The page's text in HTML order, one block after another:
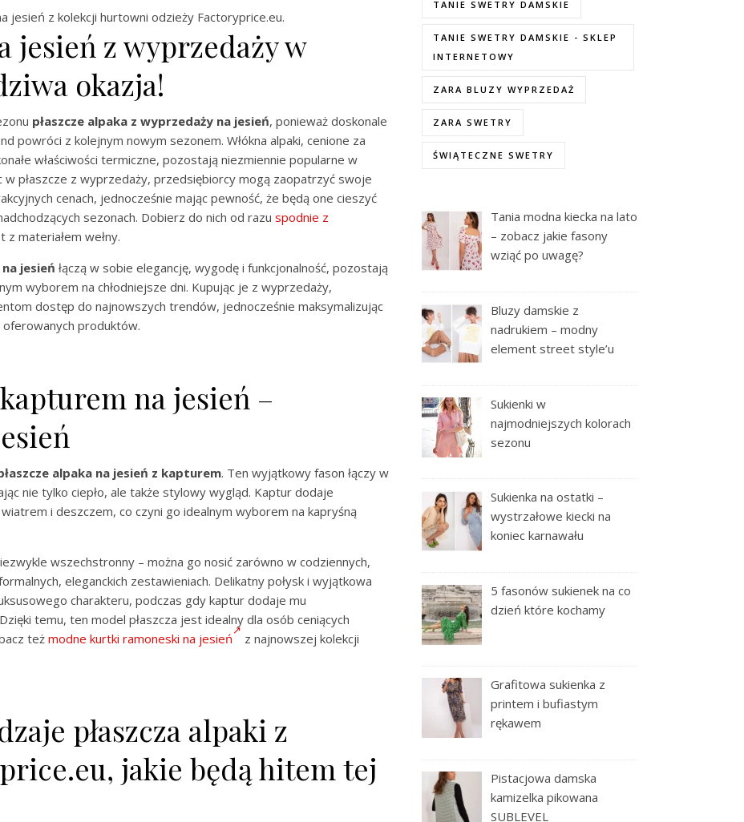
jesień z kolekcji hurtowni odzieży Factoryprice.eu.
jesień z wyprzedaży w
okazja!
płaszcze alpaka z wyprzedaży na jesień, ponieważ doskonale
powróci z kolejnym nowym sezonem. Włókna alpaki, cenione za
właściwości termiczne, pozostają niezmiennie popularne w
płaszcze z wyprzedaży, przedsiębiorcy mogą zaopatrzyć swoje
cenach, jednocześnie mając pewność, że będą one cieszyć
sezonach. Dobierz do nich od razu spodnie z
materiałem wełny.
jesień łączą w sobie elegancję, wygodę i funkcjonalność, pozostają
wyborem na chłodniejsze dni. Kupując je z wyprzedaży,
dostęp do najnowszych trendów, jednocześnie maksymalizując
produktów.
kapturem na jesień –
alpaka na jesień z kapturem. Ten wyjątkowy fason łączy w
nie tylko ciepło, ale także stylowy wygląd. Kaptur dodaje
i deszczem, co czyni go idealnym wyborem na kapryśną
wszechstronny – można go nosić zarówno w codziennych,
eleganckich zestawieniach. Delikatny połysk i wyjątkowa
charakteru, podczas gdy kaptur dodaje mu
temu, ten model płaszcza jest idealny dla osób ceniących
też modne kurtki ramoneski na jesień
z najnowszej kolekcji
płaszcza alpaki z
jakie będą hitem tej
TANIE SWETRY DAMSKIE
TANIE SWETRY DAMSKIE - SKLEP
INTERNETOWY
ZARA BLUZY WYPRZEDAŻ
ZARA SWETRY
ŚWIĄTECZNE SWETRY
Tania modna kiecka na lato
– zobacz jakie fasony
wziąć po uwagę?
Bluzy damskie z
nadrukiem – modny
element street style’u
Sukienki w
najmodniejszych kolorach
sezonu
Sukienka na ostatki –
wystrzałowe kiecki na
koniec karnawału
5 fasonów sukienek na co
dzień które kochamy
Grafitowa sukienka z
printem i bufiastym
rękawem
Pistacjowa damska
kamizelka pikowana
SUBLEVEL